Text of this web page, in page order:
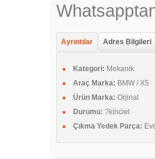
Ayrıntılar Adres Bilgileri
Kategori: Mekanik
Araç Marka: BMW / X5
Ürün Marka: Orjinal
Durumu: ?kinciel
Çıkma Yedek Parça: